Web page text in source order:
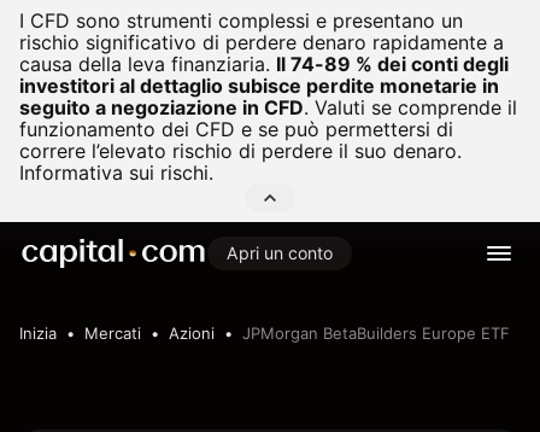
I CFD sono strumenti complessi e presentano un
rischio significativo di perdere denaro rapidamente a
causa della leva finanziaria. Il 74-89 % dei conti degli
investitori al dettaglio subisce perdite monetarie in
seguito a negoziazione in CFD. Valuti se comprende il
funzionamento dei CFD e se può permettersi di
correre l’elevato rischio di perdere il suo denaro.
Informativa sui rischi.
Apri un conto
Inizia Mercati Azioni JPMorgan BetaBuilders Europe ETF